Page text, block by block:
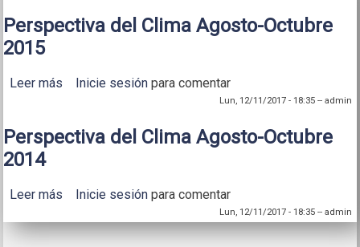
Perspectiva del Clima Agosto-Octubre
2015
Leer más sobre Perspectiva del Clima Agosto-Octubre 2015
Inicie sesión para comentar
Lun, 12/11/2017 - 18:35-- admin
Perspectiva del Clima Agosto-Octubre
2014
Leer más sobre Perspectiva del Clima Agosto-Octubre 2014
Inicie sesión para comentar
Lun, 12/11/2017 - 18:35-- admin